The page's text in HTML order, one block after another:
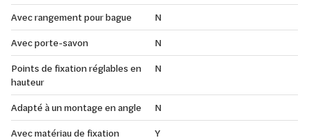
Avec rangement pour bague
N
Avec porte-savon
N
Points de fixation réglables en
hauteur
N
Adapté à un montage en angle
N
Avec matériau de fixation
Y